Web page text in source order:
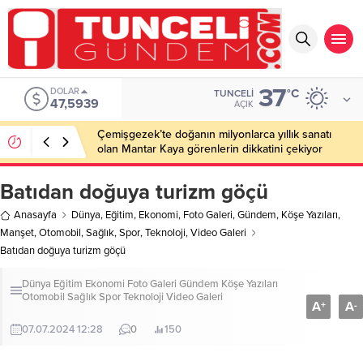
DOLAR
47,5939
TUNCELI
AÇIK 37°C
Çemişgezek’te doğanın milyonlarca yıllık sanatı
olan Mantar Kaya görenlerin dikkatini çekiyor
Batıdan doğuya turizm göçü
Anasayfa Dünya, Eğitim, Ekonomi, Foto Galeri,Gündem, Köşe Yazıları,
Manşet,Otomobil,Sağlık,Spor,Teknoloji,Video Galeri
Batıdan doğuya turizm göçü
Dünya Eğitim Ekonomi Foto Galeri Gündem Köşe Yazıları
Otomobil SağlıkSporTeknoloji Video Galeri
07.07.2024 12:28 0 150
A+ A-